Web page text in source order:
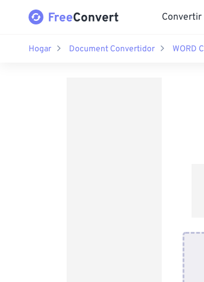
Convertir
Hogar Document Convertidor WORD